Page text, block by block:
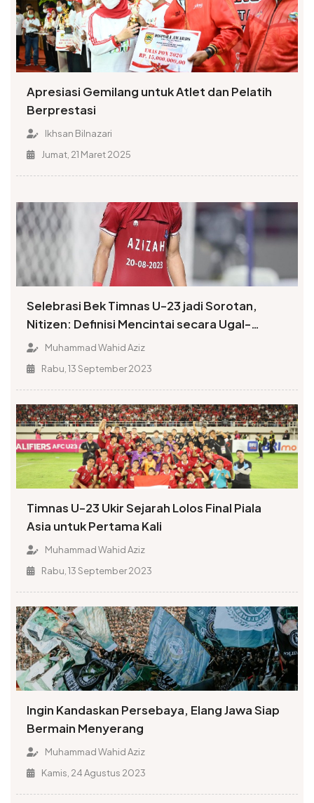
Apresiasi Gemilang untuk Atlet dan Pelatih
Berprestasi
Ikhsan Bilnazari
Jumat, 21 Maret 2025
Selebrasi Bek Timnas U-23 jadi Sorotan,
Nitizen: Definisi Mencintai secara Ugal-
ugalanMuhammad Wahid Aziz
Rabu, 13 September 2023
Timnas U-23 Ukir Sejarah Lolos Final Piala
Asia untuk Pertama Kali
Muhammad Wahid Aziz
Rabu, 13 September 2023
Ingin Kandaskan Persebaya, Elang Jawa Siap
Bermain Menyerang
Muhammad Wahid Aziz
Kamis, 24 Agustus 2023